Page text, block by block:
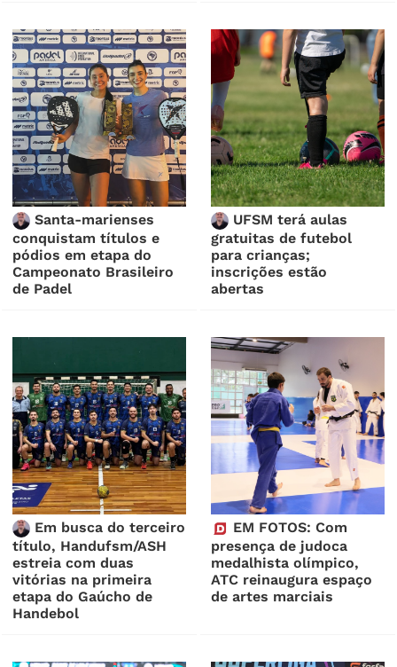
Santa-marienses
conquistam títulos e
pódios em etapa do
Campeonato Brasileiro
de Padel
UFSM terá aulas
gratuitas de futebol
para crianças;
inscrições estão
abertas
Em busca do terceiro
título, Handufsm/ASH
estreia com duas
vitórias na primeira
etapa do Gaúcho de
Handebol
EM FOTOS: Com
presença de judoca
medalhista olímpico,
ATC reinaugura espaço
de artes marciais